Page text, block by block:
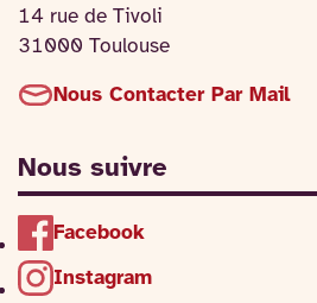
14 rue de Tivoli
31000 Toulouse
Nous Contacter Par Mail
Nous suivre
Facebook
Instagram